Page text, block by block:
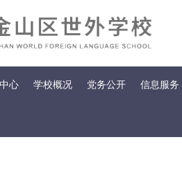
心 学校概况 党务公开 信息服务